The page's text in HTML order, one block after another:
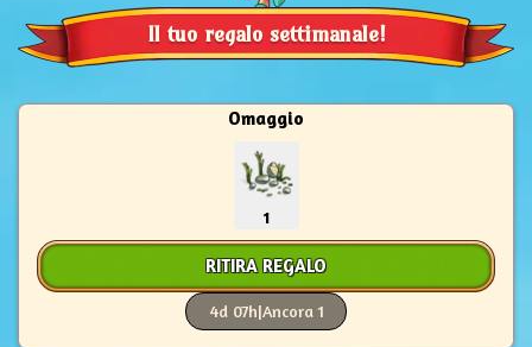
Il tuo regalo settimanale!
Omaggio
1
RITIRA REGALO
4d 07h|Ancora 1